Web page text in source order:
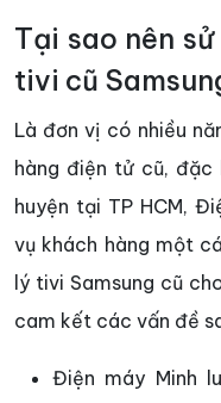
Tại sao nên
tivi cũ
Là đơn vị có nhiều
hàng điện tử cũ,
huyện tại TP HCM,
vụ khách hàng một
lý tivi Samsung cũ
cam kết các vấn đề
Điện máy Minh